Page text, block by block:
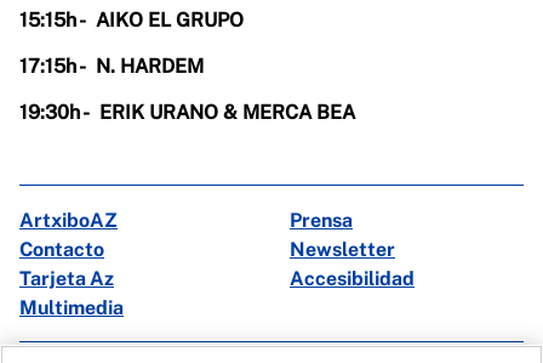
15:15h - AIKO EL GRUPO
17:15h - N. HARDEM
19:30h - ERIK URANO & MERCA BEA
ArtxiboAZ
Prensa
Contacto
Newsletter
Tarjeta Az
Accesibilidad
Multimedia